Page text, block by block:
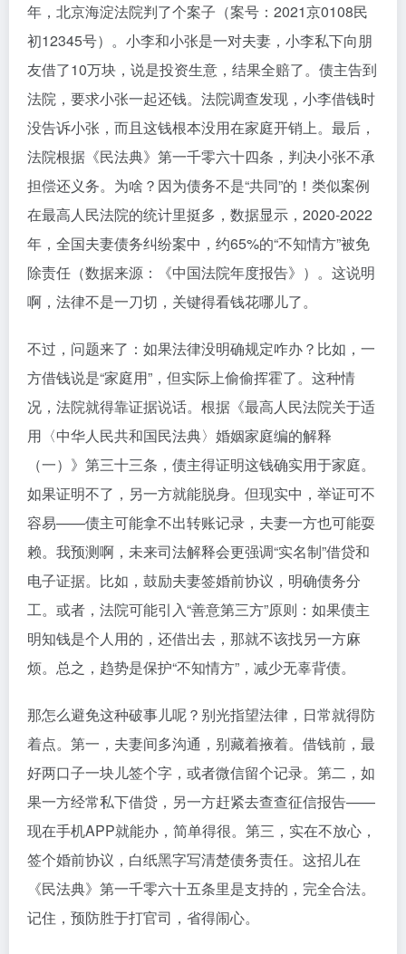
年，北京海淀法院判了个案子（案号：2021京0108民
初12345号）。小李和小张是一对夫妻，小李私下向朋
友借了10万块，说是投资生意，结果全赔了。债主告到
法院，要求小张一起还钱。法院调查发现，小李借钱时
没告诉小张，而且这钱根本没用在家庭开销上。最后，
法院根据《民法典》第一千零六十四条，判决小张不承
担偿还义务。为啥？因为债务不是“共同”的！类似案例
在最高人民法院的统计里挺多，数据显示，2020-2022
年，全国夫妻债务纠纷案中，约65%的“不知情方”被免
除责任（数据来源：《中国法院年度报告》）。这说明
啊，法律不是一刀切，关键得看钱花哪儿了。
不过，问题来了：如果法律没明确规定咋办？比如，一
方借钱说是“家庭用”，但实际上偷偷挥霍了。这种情
况，法院就得靠证据说话。根据《最高人民法院关于适
用〈中华人民共和国民法典〉婚姻家庭编的解释
（一）》第三十三条，债主得证明这钱确实用于家庭。
如果证明不了，另一方就能脱身。但现实中，举证可不
容易——债主可能拿不出转账记录，夫妻一方也可能耍
赖。我预测啊，未来司法解释会更强调“实名制”借贷和
电子证据。比如，鼓励夫妻签婚前协议，明确债务分
工。或者，法院可能引入“善意第三方”原则：如果债主
明知钱是个人用的，还借出去，那就不该找另一方麻
烦。总之，趋势是保护“不知情方”，减少无辜背债。
那怎么避免这种破事儿呢？别光指望法律，日常就得防
着点。第一，夫妻间多沟通，别藏着掖着。借钱前，最
好两口子一块儿签个字，或者微信留个记录。第二，如
果一方经常私下借贷，另一方赶紧去查查征信报告——
现在手机APP就能办，简单得很。第三，实在不放心，
签个婚前协议，白纸黑字写清楚债务责任。这招儿在
《民法典》第一千零六十五条里是支持的，完全合法。
记住，预防胜于打官司，省得闹心。